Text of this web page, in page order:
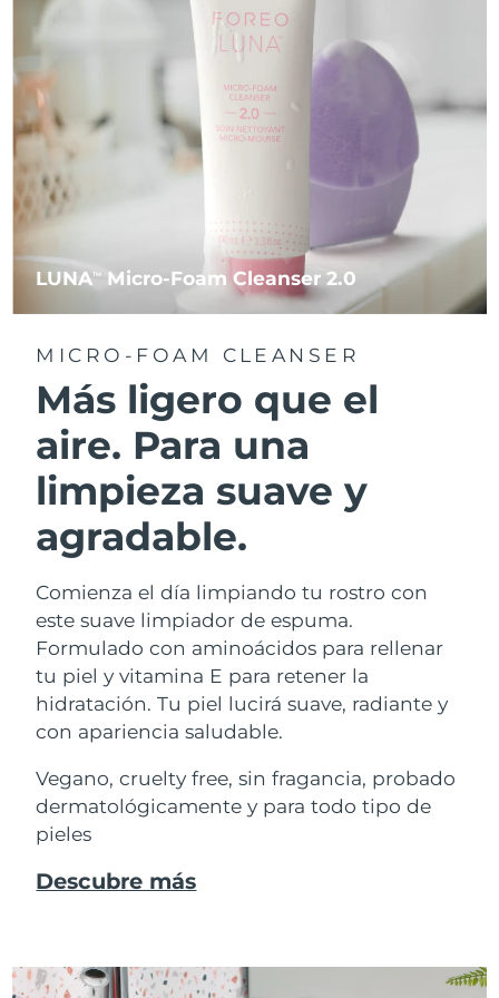
LUNATM Micro-Foam Cleanser 2.0
MICRO-FOAM CLEANSER
Más ligero que el
aire. Para una
limpieza suave y
agradable.
Comienza el día limpiando tu rostro con
este suave limpiador de espuma.
Formulado con aminoácidos para rellenar
tu piel y vitamina E para retener la
hidratación. Tu piel lucirá suave, radiante y
con apariencia saludable.
Vegano, cruelty free, sin fragancia, probado
dermatológicamente y para todo tipo de
pieles
Descubre más